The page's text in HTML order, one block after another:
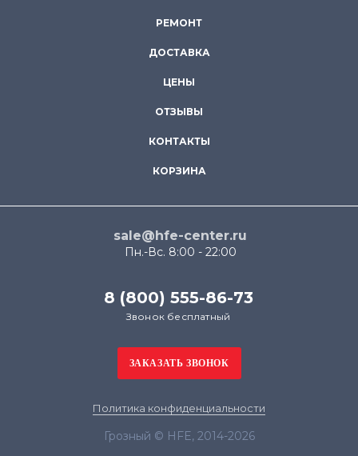
РЕМОНТ
ДОСТАВКА
ЦЕНЫ
ОТЗЫВЫ
КОНТАКТЫ
КОРЗИНА
sale@hfe-center.ru
Пн.-Вс. 8:00 - 22:00
8 (800) 555-86-73
Звонок бесплатный
Политика конфиденциальности
Грозный © HFE, 2014-2026